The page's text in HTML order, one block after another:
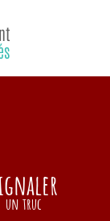
un truc